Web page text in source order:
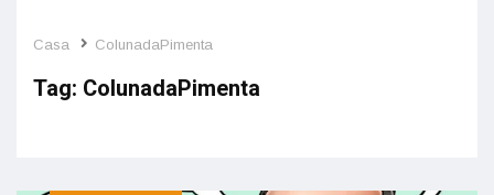
Casa ColunadaPimenta
Tag: ColunadaPimenta